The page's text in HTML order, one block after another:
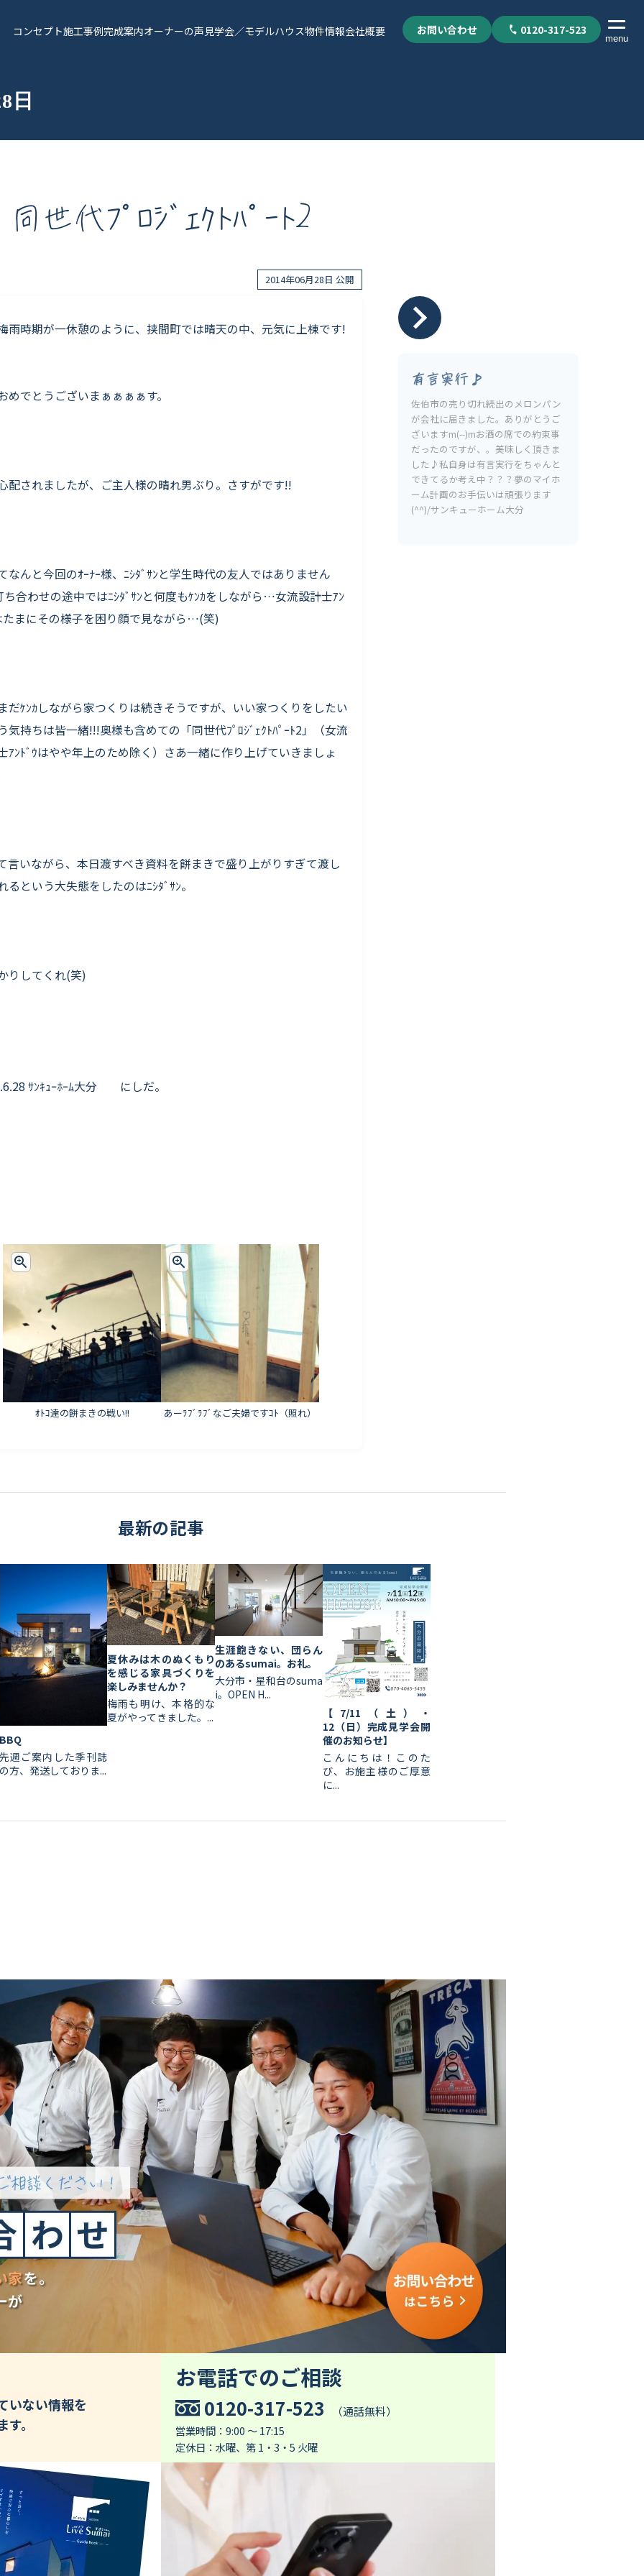
コンセプト施工事例完成案内オーナーの声見学会／モデルハウス物件情報会社概要 お問い合わせ 0120-317-523
menu
よくいただくご質問
個人情報保護方針
日
同世代ﾌﾟﾛｼﾞｪｸﾄﾊﾟｰﾄ2
2014年06月28日 公開
雨時期が一休憩のように、挟間町では晴天の中、元気に上棟です!
めでとうございまぁぁぁぁす。
配されましたが、ご主人様の晴れ男ぶり。さすがです!!
なんと今回のｵｰﾅｰ様、ﾆｼﾀﾞｻﾝと学生時代の友人ではありません
ち合わせの途中ではﾆｼﾀﾞｻﾝと何度もｹﾝｶをしながら…女流設計士ｱﾝ
たまにその様子を困り顔で見ながら…(笑)
だｹﾝｶしながら家つくりは続きそうですが、いい家つくりをしたい
気持ちは皆一緒!!!奥様も含めての「同世代ﾌﾟﾛｼﾞｪｸﾄﾊﾟｰﾄ2」（女流
ｱﾝﾄﾞｳはやや年上のため除く）さあ一緒に作り上げていきましょ
言いながら、本日渡すべき資料を餅まきで盛り上がりすぎて渡し
るという大失態をしたのはﾆｼﾀﾞｻﾝ。
りしてくれ(笑)
ｻﾝｷｭｰﾎｰﾑ大分 にしだ。
ｵﾄｺ達の餅まきの戦い!! あーﾗﾌﾞﾗﾌﾞなご夫婦ですｺﾄ（照れ）
有言実行♪
佐伯市の売り切れ続出のメロンパン
が会社に届きました。ありがとうご
ざいますm(--)mお酒の席での約束事
だったのですが、。美味しく頂きま
した♪私自身は有言実行をちゃんと
できてるか考え中？？？夢のマイホ
ーム計画のお手伝いは頑張ります
(^^)/サンキューホーム大分
最新の記事
BBQ
先週ご案内した季刊誌
の方、発送しておりま...
夏休みは木のぬくもり
を感じる家具づくりを
楽しみませんか？
梅雨も明け、本格的な
夏がやってきました。...
生涯飽きない、団らん
のあるsumai。お礼。
大分市・星和台のsuma
i。OPEN H...
【7/11（土）・
12（日）完成見学会開
催のお知らせ】
こんにちは！このた
び、お施主様のご厚意
に...
いない情報を
。
お電話でのご相談
0120-317-523
（通話無料）
営業時間：9:00 ～ 17:15
定休日：水曜、第 1・3・5 火曜